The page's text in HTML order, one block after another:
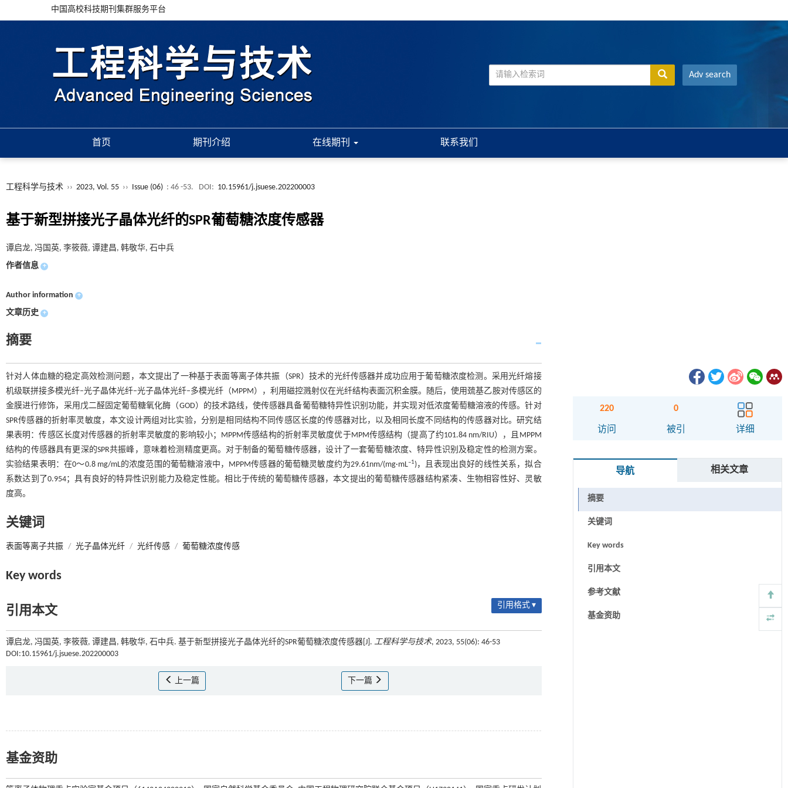
中国高校科技期刊集群服务平台
Adv search
首页 期刊介绍 在线期刊 联系我们
工程科学与技术 ›› 2023, Vol. 55 ›› Issue (06) : 46 -53. DOI: 10.15961/j.jsuese.202200003
基于新型拼接光子晶体光纤的SPR葡萄糖浓度传感器
谭启龙, 冯国英, 李筱薇, 谭建昌, 韩敬华, 石中兵
作者信息 +
Author information +
文章历史 +
摘要
针对人体血糖的稳定高效检测问题，本文提出了一种基于表面等离子体共振（SPR）技术的光纤传感器并成功应用于葡萄糖浓度检测。采用光纤熔接
机级联拼接多模光纤–光子晶体光纤–光子晶体光纤–多模光纤（MPPM），利用磁控溅射仪在光纤结构表面沉积金膜。随后，使用巯基乙胺对传感区的
金膜进行修饰，采用戊二醛固定葡萄糖氧化酶（GOD）的技术路线，使传感器具备葡萄糖特异性识别功能，并实现对低浓度葡萄糖溶液的传感。针对
SPR传感器的折射率灵敏度，本文设计两组对比实验，分别是相同结构不同传感区长度的传感器对比，以及相同长度不同结构的传感器对比。研究结
果表明：传感区长度对传感器的折射率灵敏度的影响较小；MPPM传感结构的折射率灵敏度优于MPM传感结构（提高了约101.84 nm/RIU），且MPPM
结构的传感器具有更深的SPR共振峰，意味着检测精度更高。对于制备的葡萄糖传感器，设计了一套葡萄糖浓度、特异性识别及稳定性的检测方案。
实验结果表明：在0～0.8 mg/mL的浓度范围的葡萄糖溶液中，MPPM传感器的葡萄糖灵敏度约为29.61nm/(mg·mL–1)，且表现出良好的线性关系，拟合
系数达到了0.954；具有良好的特异性识别能力及稳定性能。相比于传统的葡萄糖传感器，本文提出的葡萄糖传感器结构紧凑、生物相容性好、灵敏
度高。
关键词
表面等离子共振 / 光子晶体光纤 / 光纤传感 / 葡萄糖浓度传感
Key words
引用本文 引用格式 ▾
谭启龙, 冯国英, 李筱薇, 谭建昌, 韩敬华, 石中兵. 基于新型拼接光子晶体光纤的SPR葡萄糖浓度传感器[J]. 工程科学与技术, 2023, 55(06): 46-53
DOI:10.15961/j.jsuese.202200003
上一篇 下一篇
基金资助
220
访问
0
被引 详细
导航 相关文章
摘要
关键词
Key words
引用本文
参考文献
基金资助